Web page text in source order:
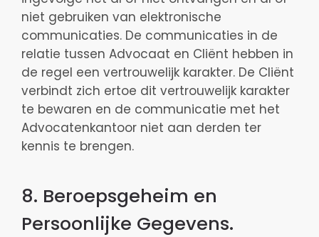
niet gebruiken van elektronische
communicaties. De communicaties in de
relatie tussen Advocaat en Cliënt hebben in
de regel een vertrouwelijk karakter. De Cliënt
verbindt zich ertoe dit vertrouwelijk karakter
te bewaren en de communicatie met het
Advocatenkantoor niet aan derden ter
kennis te brengen.
8. Beroepsgeheim en
Persoonlijke Gegevens.